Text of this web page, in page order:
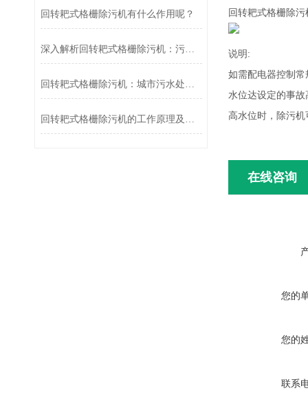
回转耙式格栅除
说明:
如需配电器控制
水位达设定的事
高水位时，除污
在线咨询
您的
您的
联系
回转耙式格栅除污机有什么作用呢？
深入解析回转耙式格栅除污机：污水处理的得力助手
回转耙式格栅除污机：城市污水处理的“清道夫”
回转耙式格栅除污机的工作原理及应用